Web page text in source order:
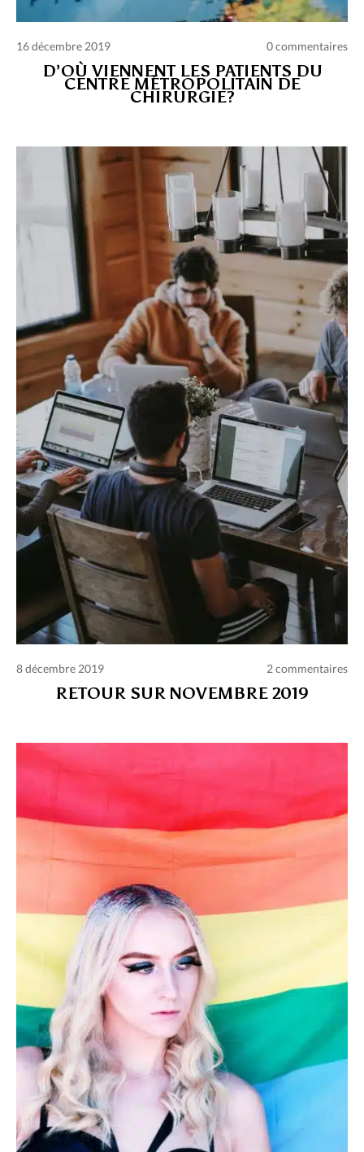
16 décembre 2019 0 commentaires
D’OÙ VIENNENT LES PATIENTS DU
CENTRE MÉTROPOLITAIN DE
CHIRURGIE?
8 décembre 2019 2 commentaires
RETOUR SUR NOVEMBRE 2019